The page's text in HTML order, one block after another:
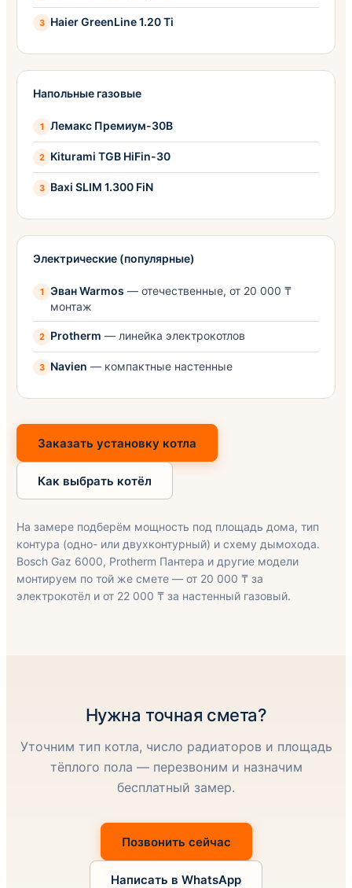
Haier GreenLine 1.20 Ti
Напольные газовые
Лемакс Премиум-30B
Kiturami TGB HiFin-30
Baxi SLIM 1.300 FiN
Электрические (популярные)
Эван Warmos — отечественные, от 20 000 ₸
монтаж
Protherm — линейка электрокотлов
Navien — компактные настенные
Заказать установку котла
Как выбрать котёл
На замере подберём мощность под площадь дома, тип
контура (одно- или двухконтурный) и схему дымохода.
Bosch Gaz 6000, Protherm Пантера и другие модели
монтируем по той же смете — от 20 000 ₸ за
электрокотёл и от 22 000 ₸ за настенный газовый.
Нужна точная смета?
Уточним тип котла, число радиаторов и площадь
тёплого пола — перезвоним и назначим
бесплатный замер.
Позвонить сейчас
Написать в WhatsApp